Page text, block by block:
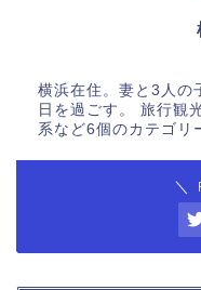
横浜在住。妻と3人の
日を過ごす。 旅行観
系など6個のカテゴリ
＼